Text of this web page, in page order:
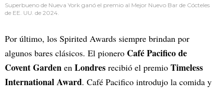
Superbueno de Nueva York ganó el premio al Mejor Nuevo Bar de Cócteles
de EE. UU. de 2024.
Por último, los Spirited Awards siempre brindan por
algunos bares clásicos. El pionero Café Pacifico de
Covent Garden en Londres recibió el premio Timeless
International Award. Café Pacifico introdujo la comida y